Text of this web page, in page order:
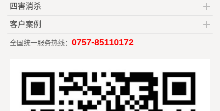
四害消杀
客户案例
全国统一服务热线： 0757-85110172